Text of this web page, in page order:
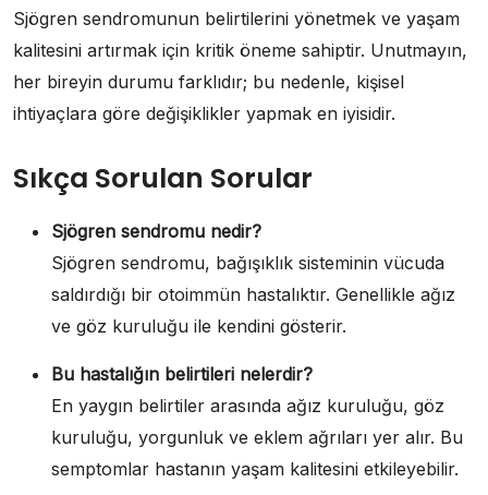
Sjögren sendromunun belirtilerini yönetmek ve yaşam
kalitesini artırmak için kritik öneme sahiptir. Unutmayın,
her bireyin durumu farklıdır; bu nedenle, kişisel
ihtiyaçlara göre değişiklikler yapmak en iyisidir.
Sıkça Sorulan Sorular
Sjögren sendromu nedir?
Sjögren sendromu, bağışıklık sisteminin vücuda
saldırdığı bir otoimmün hastalıktır. Genellikle ağız
ve göz kuruluğu ile kendini gösterir.
Bu hastalığın belirtileri nelerdir?
En yaygın belirtiler arasında ağız kuruluğu, göz
kuruluğu, yorgunluk ve eklem ağrıları yer alır. Bu
semptomlar hastanın yaşam kalitesini etkileyebilir.